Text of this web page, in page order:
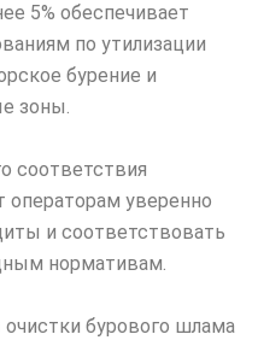
5% обеспечивает
по утилизации
бурение и
зоны.
соответствия
операторам уверенно
и соответствовать
нормативам.
бурового шлама